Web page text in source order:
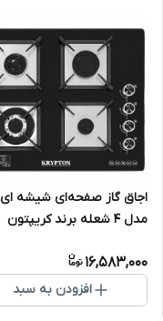
اجاق گاز صفحه‌ای شیشه ای
مدل ۴ شعله برند کریپتون
16,583,000
افزودن به سبد